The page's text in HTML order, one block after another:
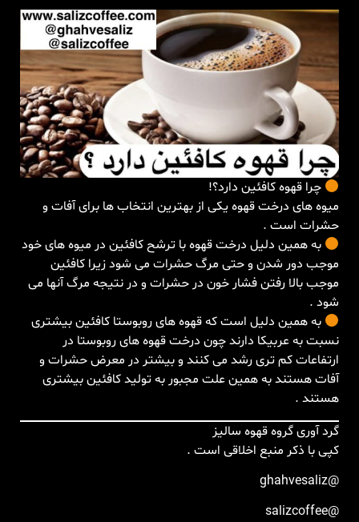
چرا قهوه كافئين دارد؟!
ميوه های درخت قهوه یکی از بهترین انتخاب ها برای آفات و
حشرات است .
به همین دلیل درخت قهوه با ترشح کافئین در میوه های خود
موجب دور شدن و حتی مرگ حشرات می شود زیرا کافئین
موجب بالا رفتن فشار خون در حشرات و در نتیجه مرگ آنها می
شود .
به همین دلیل است که قهوه های روبوستا کافئین بیشتری
نسبت به عربیکا دارند چون درخت قهوه های روبوستا در
ارتفاعات کم تری رشد می کنند و بیشتر در معرض حشرات و
آفات هستند به همین علت مجبور به تولید کافئین بیشتری
هستند .
گرد آوری گروه قهوه سالیز
کپی با ذکر منبع اخلاقی است .
@ghahvesaliz
@salizcoffee